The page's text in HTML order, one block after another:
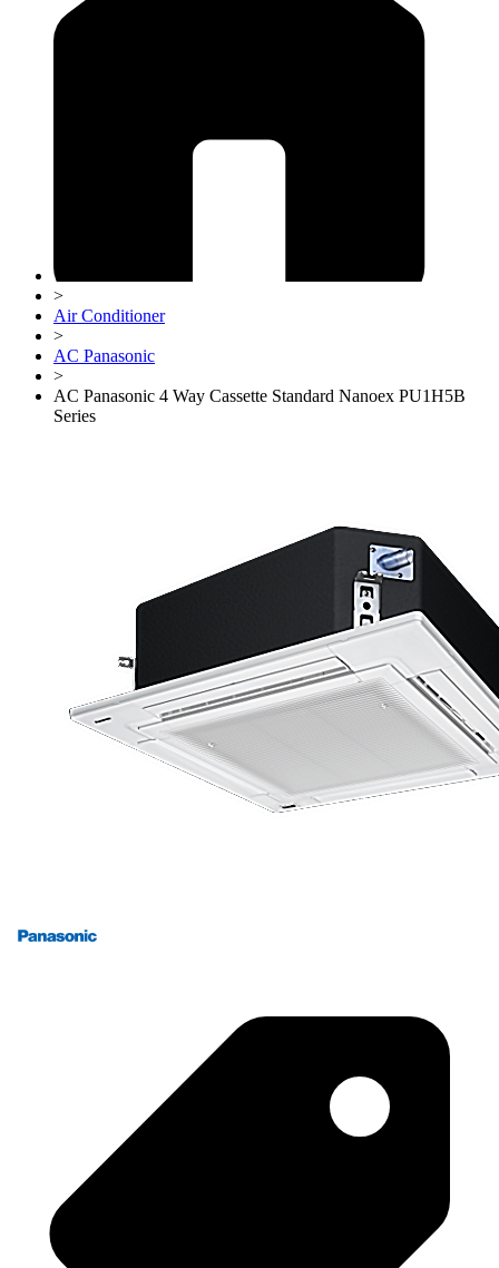
>
Air Conditioner
>
AC Panasonic
>
AC Panasonic 4 Way Cassette Standard Nanoex PU1H5B
Series